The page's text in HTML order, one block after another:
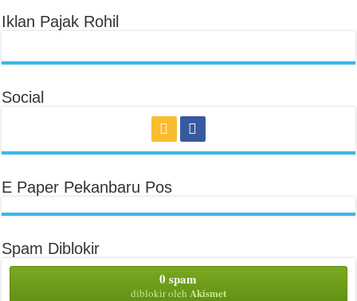
Iklan Pajak Rohil
Social
E Paper Pekanbaru Pos
Spam Diblokir
0 spam
diblokir oleh Akismet